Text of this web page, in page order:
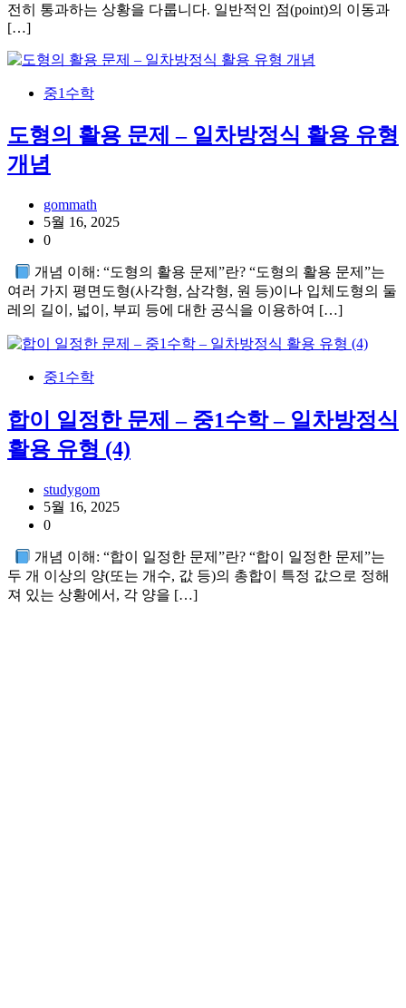
전히 통과하는 상황을 다룹니다. 일반적인 점(point)의 이동과
[…]
중1수학
도형의 활용 문제 – 일차방정식 활용 유형
개념
gommath
5월 16, 2025
0
개념 이해: “도형의 활용 문제”란? “도형의 활용 문제”는
여러 가지 평면도형(사각형, 삼각형, 원 등)이나 입체도형의 둘
레의 길이, 넓이, 부피 등에 대한 공식을 이용하여 […]
중1수학
합이 일정한 문제 – 중1수학 – 일차방정식
활용 유형 (4)
studygom
5월 16, 2025
0
개념 이해: “합이 일정한 문제”란? “합이 일정한 문제”는
두 개 이상의 양(또는 개수, 값 등)의 총합이 특정 값으로 정해
져 있는 상황에서, 각 양을 […]